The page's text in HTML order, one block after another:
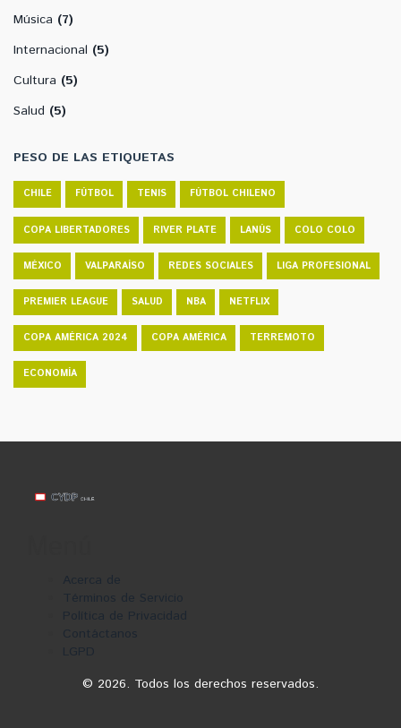
Música (7)
Internacional (5)
Cultura (5)
Salud (5)
PESO DE LAS ETIQUETAS
CHILE FÚTBOL TENIS FÚTBOL CHILENO
COPA LIBERTADORES RIVER PLATE LANÚS COLO COLO
MÉXICO VALPARAÍSO REDES SOCIALES LIGA PROFESIONAL
PREMIER LEAGUE SALUD NBA NETFLIX
COPA AMÉRICA 2024 COPA AMÉRICA TERREMOTO
ECONOMÍA
Acerca de
Términos de Servicio
Política de Privacidad
Contáctanos
LGPD
© 2026. Todos los derechos reservados.